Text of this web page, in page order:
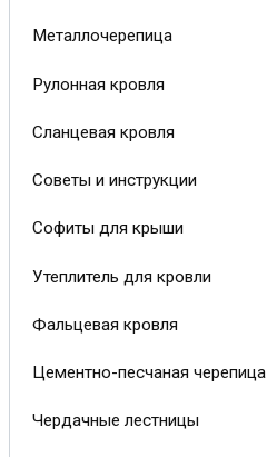
Металлочерепица
Рулонная кровля
Сланцевая кровля
Советы и инструкции
Софиты для крыши
Утеплитель для кровли
Фальцевая кровля
Цементно-песчаная черепица
Чердачные лестницы